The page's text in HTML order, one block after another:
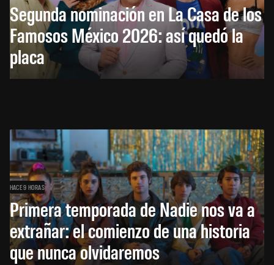
Segunda nominación en La Casa de los
Famosos México 2026: así quedó la
placa
HACE 9 HORAS
Primera temporada de Nadie nos va a
extrañar: el comienzo de una historia
que nunca olvidaremos